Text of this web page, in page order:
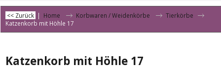
<< Zurück | Home Korbwaren / Weidenkörbe
Tierkörbe
Katzenkorb mit Höhle 17
Katzenkorb mit Höhle 17